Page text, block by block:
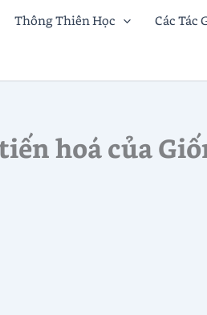
Thông Thiên Học Các Tác
hoá của